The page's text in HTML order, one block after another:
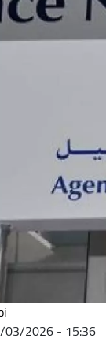
03/2026 - 15:36